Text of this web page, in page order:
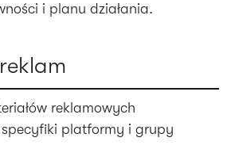
i planu działania.
reklamowych
platformy i grupy